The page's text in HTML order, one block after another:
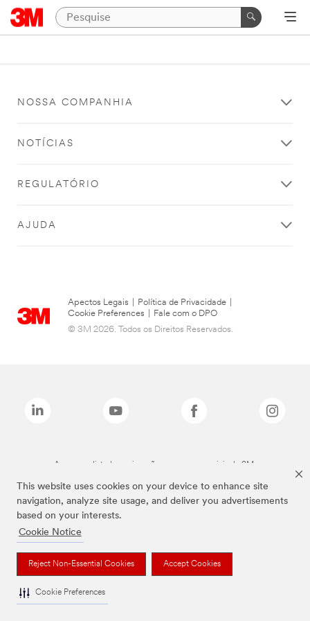
This website uses cookies on your device to enhance site
navigation, analyze site usage, and deliver you advertisements
based on your interests.
Cookie Notice
Reject Non-Essential Cookies Accept Cookies
Cookie Preferences
NOSSA COMPANHIA
NOTÍCIAS
REGULATÓRIO
AJUDA
Apectos Legais Política de Privacidade
Cookie Preferences
Fale com o DPO
© 3M 2026. Todos os Direitos Reservados.
As marcas listadas a cima são marcas comerciais da 3M.